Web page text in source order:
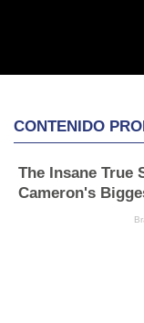
CONTENIDO
The Insane True
Cameron's